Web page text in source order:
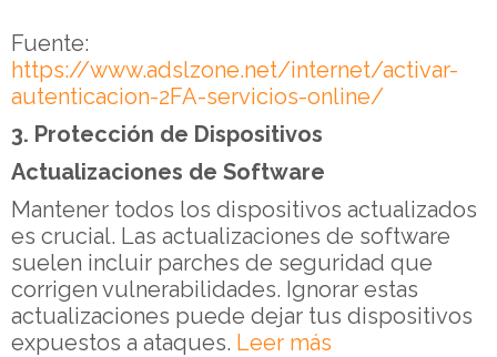
Fuente:
https://www.adslzone.net/internet/activar-
autenticacion-2FA-servicios-online/
3. Protección de Dispositivos
Actualizaciones de Software
Mantener todos los dispositivos actualizados
es crucial. Las actualizaciones de software
suelen incluir parches de seguridad que
corrigen vulnerabilidades. Ignorar estas
actualizaciones puede dejar tus dispositivos
expuestos a ataques. Leer más